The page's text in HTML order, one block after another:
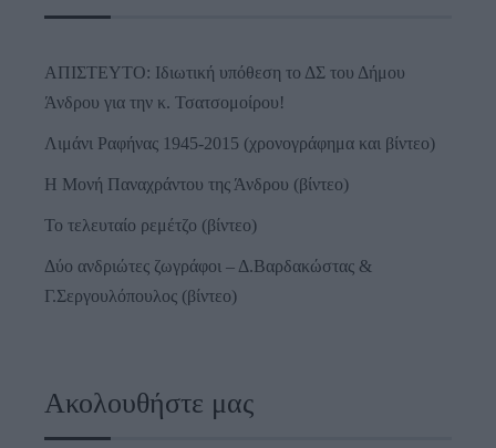
ΑΠΙΣΤΕΥΤΟ: Ιδιωτική υπόθεση το ΔΣ του Δήμου
Άνδρου για την κ. Τσατσομοίρου!
Λιμάνι Ραφήνας 1945-2015 (χρονογράφημα και βίντεο)
Η Μονή Παναχράντου της Άνδρου (βίντεο)
Το τελευταίο ρεμέτζο (βίντεο)
Δύο ανδριώτες ζωγράφοι – Δ.Βαρδακώστας &
Γ.Σεργουλόπουλος (βίντεο)
Ακολουθήστε μας